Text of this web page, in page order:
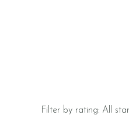
Filter by rating: All